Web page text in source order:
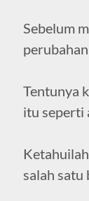
Sebelum
Tentunya
itu seperti
salah satu